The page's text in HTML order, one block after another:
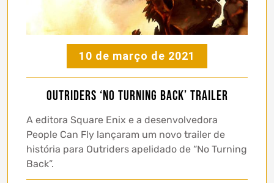
10 de março de 2021
Outriders ‘No Turning Back’ trailer
A editora Square Enix e a desenvolvedora
People Can Fly lançaram um novo trailer de
história para Outriders apelidado de “No Turning
Back”.